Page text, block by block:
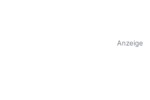
Anzeige